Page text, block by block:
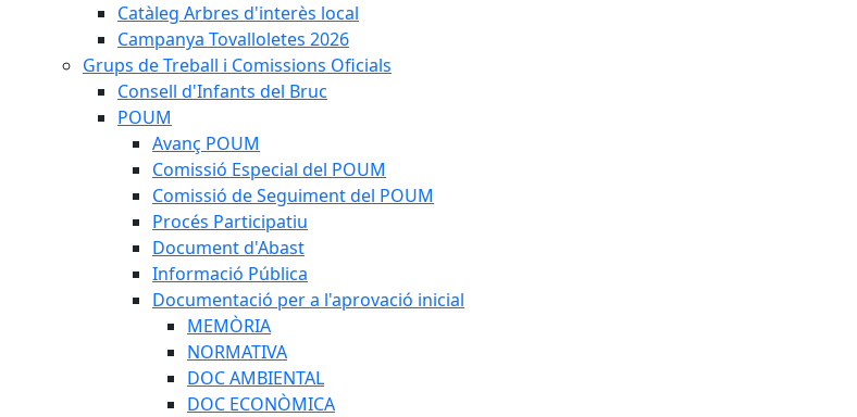
Catàleg Arbres d'interès local
Campanya Tovalloletes 2026
Grups de Treball i Comissions Oficials
Consell d'Infants del Bruc
POUM
Avanç POUM
Comissió Especial del POUM
Comissió de Seguiment del POUM
Procés Participatiu
Document d'Abast
Informació Pública
Documentació per a l'aprovació inicial
MEMÒRIA
NORMATIVA
DOC AMBIENTAL
DOC ECONÒMICA